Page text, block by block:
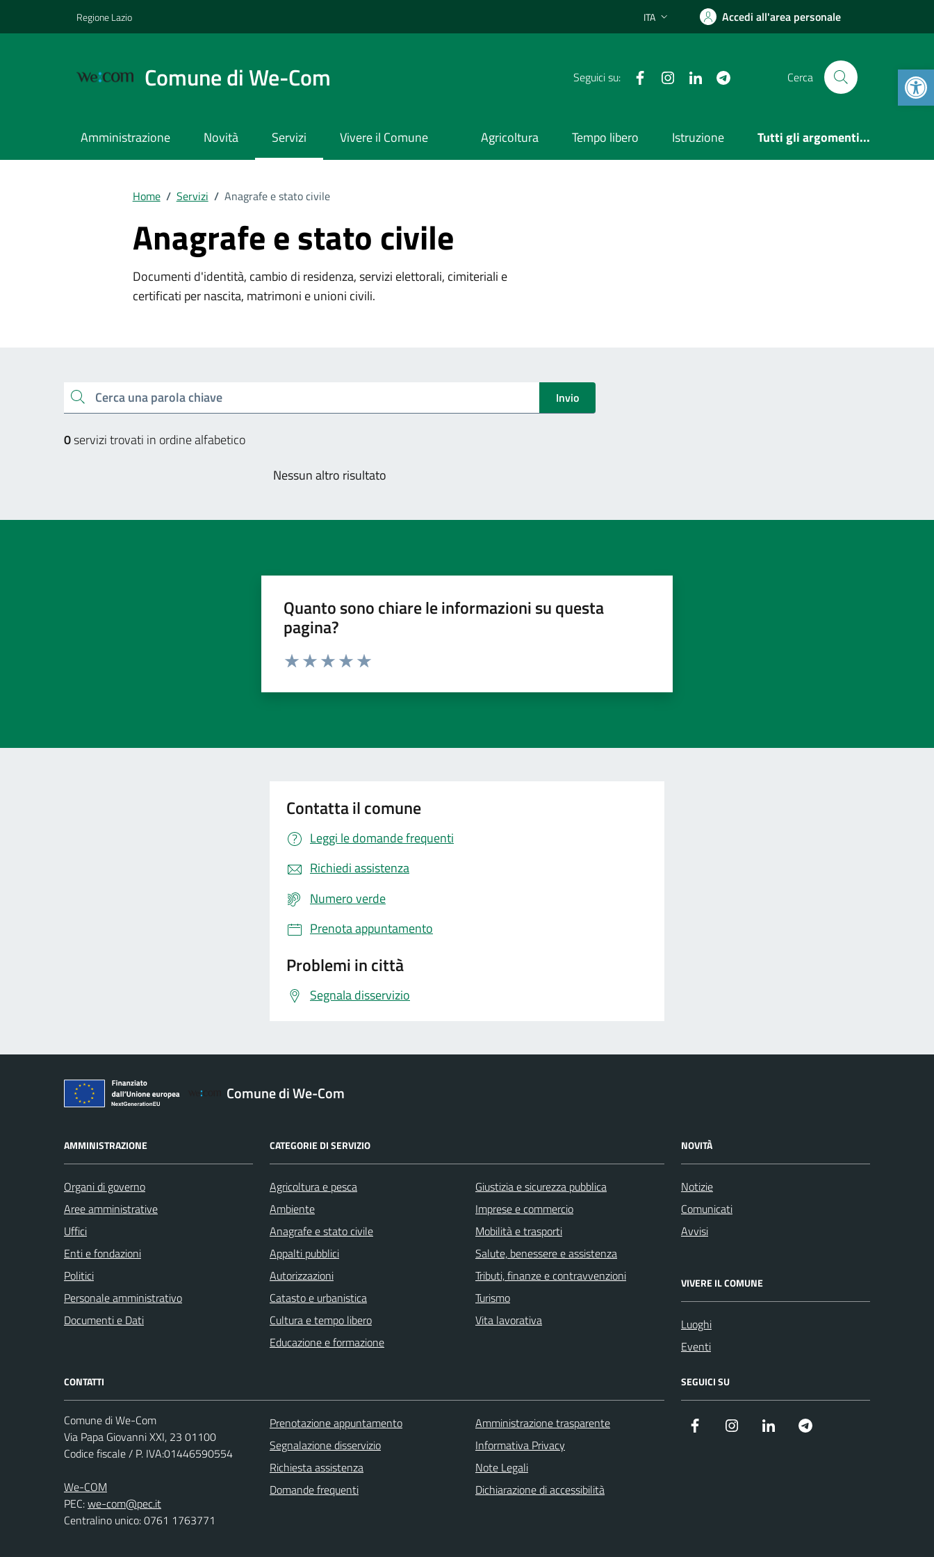
Regione Lazio Lingua attiva:
ITA Accedi all'area personale
Comune di We-Com Seguici su: FacebookInstagramLinkedin Cerca
Amministrazione Novità Servizi Vivere il Comune Agricoltura Tempo libero Istruzione Tutti gli argomenti...
Home / Servizi / Anagrafe e stato civile
Anagrafe e stato civile
Documenti d'identità, cambio di residenza, servizi elettorali, cimiteriali e
certificati per nascita, matrimoni e unioni civili.
Cerca una parola chiave Invio
0servizi trovati in ordine alfabetico
Nessun altro risultato
Quanto sono chiare le informazioni su questa
pagina?
Contatta il comune
Leggi le domande frequenti
Richiedi assistenza
Numero verde
Prenota appuntamento
Problemi in città
Segnala disservizio
Comune di We-Com
AMMINISTRAZIONE
Organi di governo
Aree amministrative
Uffici
Enti e fondazioni
Politici
Personale amministrativo
Documenti e Dati
CATEGORIE DI SERVIZIO
Agricoltura e pesca
Ambiente
Anagrafe e stato civile
Appalti pubblici
Autorizzazioni
Catasto e urbanistica
Cultura e tempo libero
Educazione e formazione
Giustizia e sicurezza pubblica
Imprese e commercio
Mobilità e trasporti
Salute, benessere e assistenza
Tributi, finanze e contravvenzioni
Turismo
Vita lavorativa
NOVITÀ
Notizie
Comunicati
Avvisi
VIVERE IL COMUNE
Luoghi
Eventi
CONTATTI
Comune di We-Com
Via Papa Giovanni XXI, 23 01100
Codice fiscale / P. IVA:01446590554
We-COM
PEC:we-com@pec.it
Centralino unico: 0761 1763771
Prenotazione appuntamento
Segnalazione disservizio
Richiesta assistenza
Domande frequenti
Amministrazione trasparente
Informativa Privacy
Note Legali
Dichiarazione di accessibilità
SEGUICI SU
Facebook Instagram Linkedin